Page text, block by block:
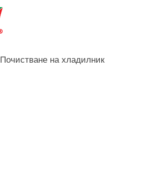
Почистване на хладилник